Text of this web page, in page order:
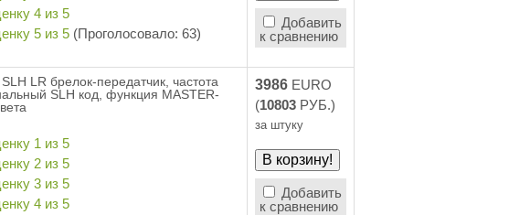
(Проголосовало: 63)
Добавить
к сравнению
LR брелок-передатчик, частота
SLH код, функция MASTER-
3986 EURO
(10803 РУБ.)
за штуку
Добавить
к сравнению